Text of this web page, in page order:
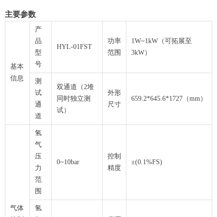
主要参数
基本
信息
产
品
型
号
HYL-01FST
功率
范围
1W~1kW（可拓展至
3kW）
测
试
通
道
双通道（2堆
同时独立测
试）
外形
尺寸
659.2*645.6*1727（mm）
气体
氢
气
压
力
范
围
0~10bar
控制
精度
±(0.1%FS)
氢